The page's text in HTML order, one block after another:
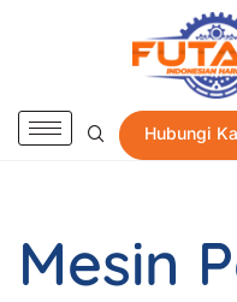
Hubungi
Mesin